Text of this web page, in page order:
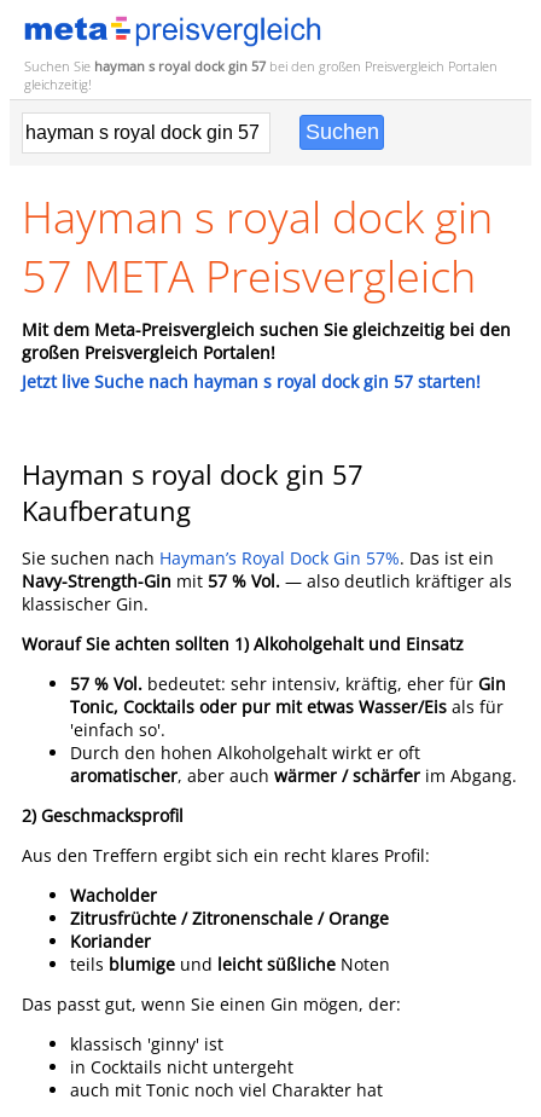
Suchen Sie hayman s royal dock gin 57 bei den großen Preisvergleich Portalen
gleichzeitig!
Hayman s royal dock gin
57 META Preisvergleich
Mit dem Meta-Preisvergleich suchen Sie gleichzeitig bei den
großen Preisvergleich Portalen!
Jetzt live Suche nach hayman s royal dock gin 57 starten!
Hayman s royal dock gin 57
Kaufberatung
Sie suchen nach Hayman’s Royal Dock Gin 57%. Das ist ein
Navy-Strength-Gin mit 57 % Vol. — also deutlich kräftiger als
klassischer Gin.
Worauf Sie achten sollten 1) Alkoholgehalt und Einsatz
57 % Vol. bedeutet: sehr intensiv, kräftig, eher für Gin
Tonic, Cocktails oder pur mit etwas Wasser/Eis als für
'einfach so'.
Durch den hohen Alkoholgehalt wirkt er oft
aromatischer, aber auch wärmer / schärfer im Abgang.
2) Geschmacksprofil
Aus den Treffern ergibt sich ein recht klares Profil:
Wacholder
Zitrusfrüchte / Zitronenschale / Orange
Koriander
teils blumige und leicht süßliche Noten
Das passt gut, wenn Sie einen Gin mögen, der:
klassisch 'ginny' ist
in Cocktails nicht untergeht
auch mit Tonic noch viel Charakter hat